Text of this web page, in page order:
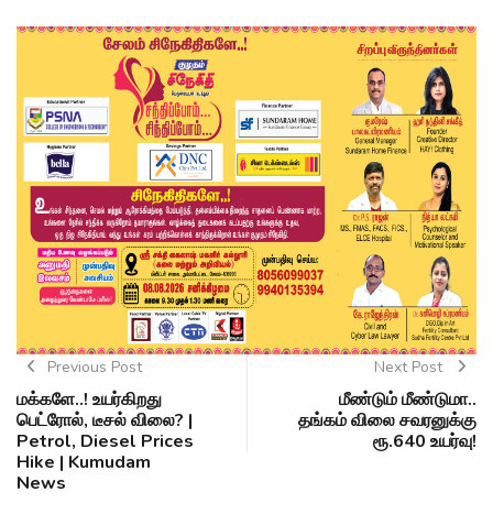
Previous Post
மக்களே..! உயர்கிறது
பெட்ரோல், டீசல் விலை? |
Petrol, Diesel Prices
Hike | Kumudam
News
Next Post
மீண்டும் மீண்டுமா..
தங்கம் விலை சவரனுக்கு
ரூ.640 உயர்வு!